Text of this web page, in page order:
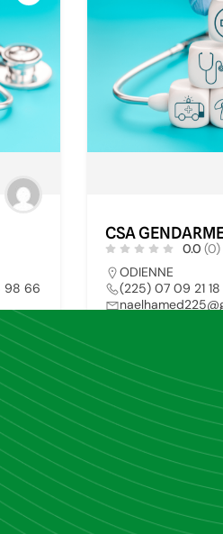
98 66
30
CSA
0.0 (0)
ODIENNE
(225) 07 09 21